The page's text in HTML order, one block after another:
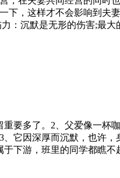
，这样才不会影响到夫
：沉默是无形的伤害;最
要多了。2、父爱像一
它因深厚而沉默，也许
下游，班里的同学都瞧